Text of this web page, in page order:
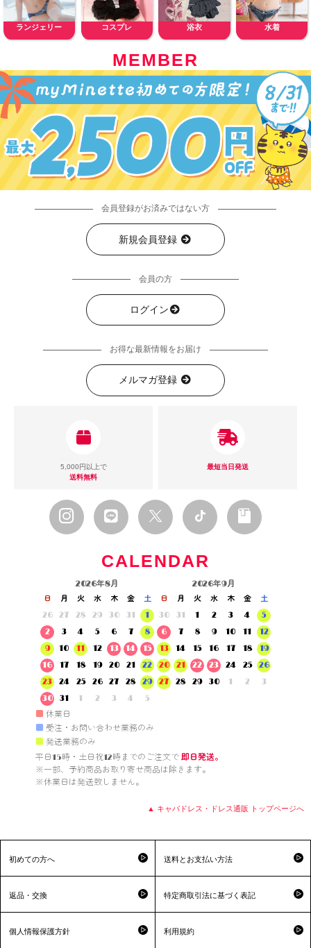
ランジェリー コスプレ 浴衣 水着
MEMBER
会員登録がお済みではない方
新規会員登録
会員の方
ログイン
お得な最新情報をお届け
メルマガ登録
5,000円以上で
送料無料
最短当日発送
CALENDAR
2026年8月
日 月 火 水 木 金
土
26
27 28 29 30 31
1
2
3 4 5 6 7
8
9
10 11 12 13 14
15
16
17 18 19 20 21
22
23
24 25 26 27 28
29
30
31 1 2 3 4 5
2026年9月
日 月 火 水 木 金
土
30
31 1 2 3 4
5
6
7 8 9 10 11
12
13
14 15 16 17 18
19
20
21 22 23 24 25
26
27
28 29 30 1 2 3
■ 休業日
■ 受注・お問い合わせ業務のみ
■ 発送業務のみ
平日15時・土日祝12時までのご注文で 即日発送。
※一部、予約商品お取り寄せ商品は除きます。
※休業日は発送致しません。
▲ キャバドレス・ドレス通販 トップページへ
初めての方へ 送料とお支払い方法
返品・交換 特定商取引法に基づく表記
個人情報保護方針 利用規約